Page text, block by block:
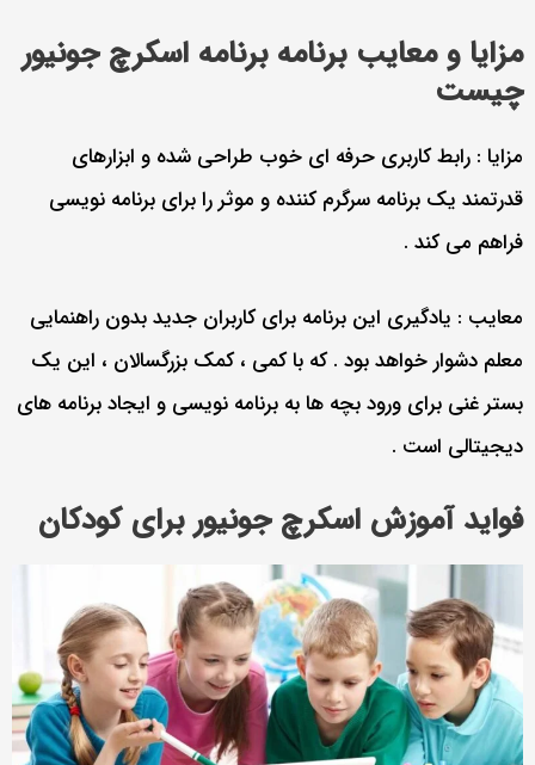
مزایا و معایب برنامه برنامه اسکرچ جونیور
چیست
مزایا : رابط کاربری حرفه ای خوب طراحی شده و ابزارهای
قدرتمند یک برنامه سرگرم کننده و موثر را برای برنامه نویسی
فراهم می کند .
معایب : یادگیری این برنامه برای کاربران جدید بدون راهنمایی
معلم دشوار خواهد بود . که با کمی ، کمک بزرگسالان ، این یک
بستر غنی برای ورود بچه ها به برنامه نویسی و ایجاد برنامه های
دیجیتالی است .
فواید آموزش اسکرچ جونیور برای کودکان